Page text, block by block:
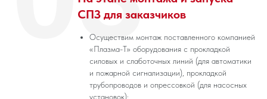
СПЗ для заказчиков
Осуществим монтаж поставленного компанией
«Плазма-Т» оборудования с прокладкой
силовых и слаботочных линий (для автоматики
и пожарной сигнализации), прокладкой
трубопроводов и опрессовкой (для насосных
установок);